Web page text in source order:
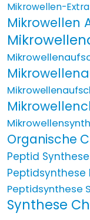
Mikrowellen-
Mikrowellen
Organische
Peptid Synthese
Peptidsynthese
Peptidsynthese
Synthese